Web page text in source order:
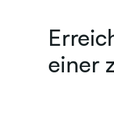
einer